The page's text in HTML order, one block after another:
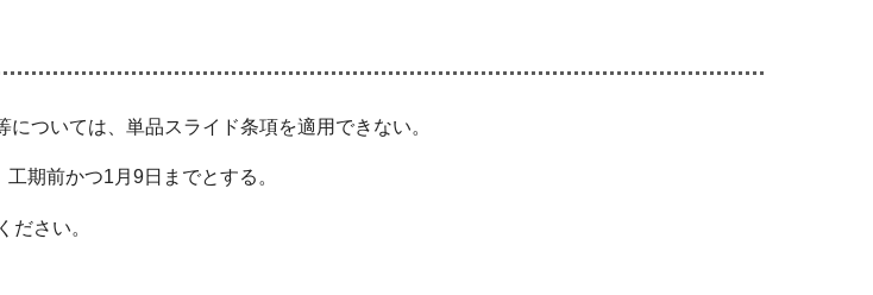
ついては、単品スライド条項を適用できない。
期前かつ1月9日までとする。
ださい。